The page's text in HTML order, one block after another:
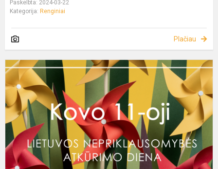
Paskelbta: 2024-03-22
Kategorija: Renginiai
Plačiau